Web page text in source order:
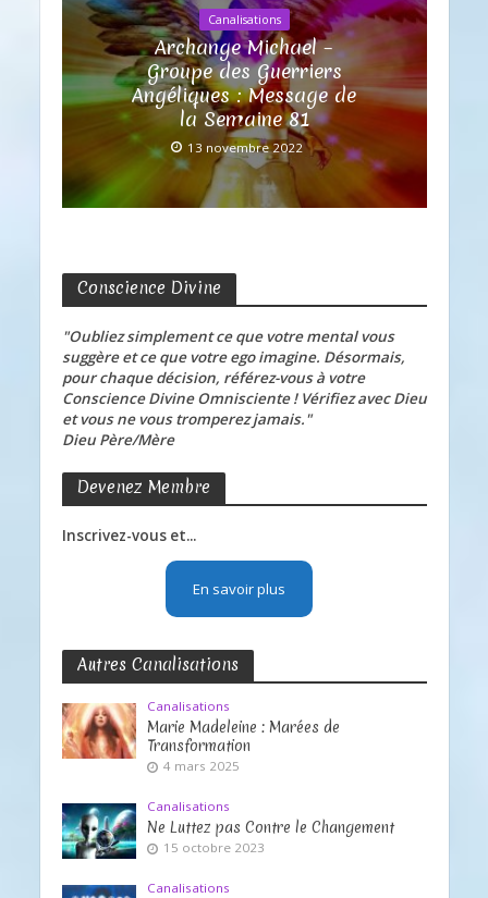
Canalisations
Archange Michael –
Groupe des Guerriers
Angéliques : Message de
la Semaine 81
13 novembre 2022
Conscience Divine
"Oubliez simplement ce que votre mental vous
suggère et ce que votre ego imagine. Désormais,
pour chaque décision, référez-vous à votre
Conscience Divine Omnisciente ! Vérifiez avec Dieu
et vous ne vous tromperez jamais."
Dieu Père/Mère
Devenez Membre
Inscrivez-vous et...
En savoir plus
Autres Canalisations
Canalisations
Marie Madeleine : Marées de
Transformation
4 mars 2025
Canalisations
Ne Luttez pas Contre le Changement
15 octobre 2023
Canalisations